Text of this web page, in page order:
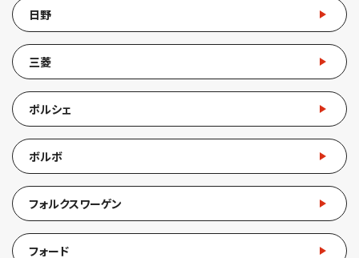
日野
三菱
ポルシェ
ボルボ
フォルクスワーゲン
フォード